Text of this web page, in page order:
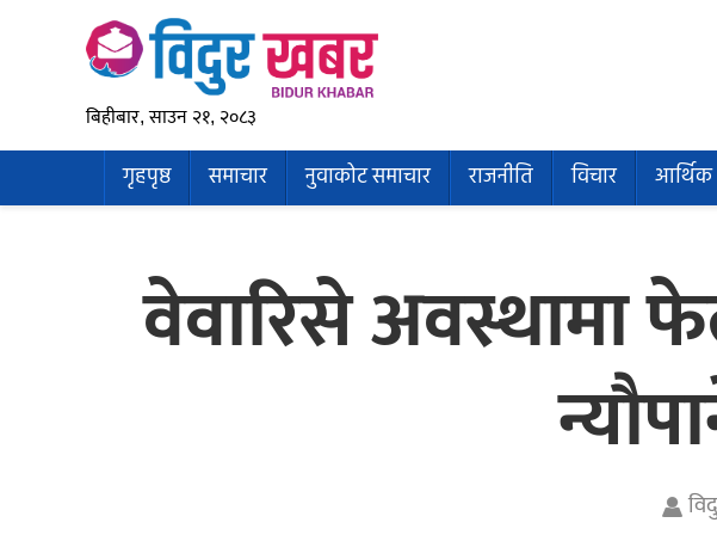
बिहीबार, साउन २१, २०८३
गृहपृष्ठ समाचार नुवाकोट समाचार राजनीति विचार आर्थिक
वेवारिसे अवस्थामा